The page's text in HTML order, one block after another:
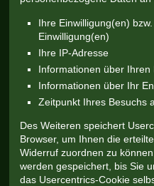
Ihre Einwilligung(en)
Einwilligung(en)
Ihre IP-Adresse
Informationen über Ihren
Informationen über Ihr
Zeitpunkt Ihres Besuchs
Des Weiteren speichert
Browser, um Ihnen die
Widerruf zuordnen zu
werden gespeichert, bis Sie
das Usercentrics-Cookie